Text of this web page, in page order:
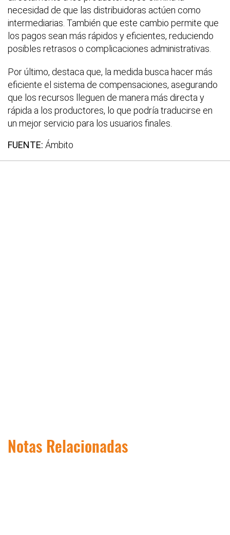
necesidad de que las distribuidoras actúen como
intermediarias. También que este cambio permite que
los pagos sean más rápidos y eficientes, reduciendo
posibles retrasos o complicaciones administrativas.
Por último, destaca que, la medida busca hacer más
eficiente el sistema de compensaciones, asegurando
que los recursos lleguen de manera más directa y
rápida a los productores, lo que podría traducirse en
un mejor servicio para los usuarios finales.
FUENTE: Ámbito
Notas Relacionadas